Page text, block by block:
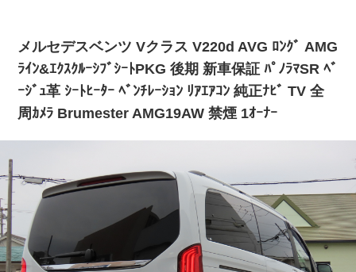
メルセデスベンツ Vクラス V220d AVG ﾛﾝｸﾞ AMG
ﾗｲﾝ&ｴｸｽｸﾙｰｼﾌﾞｼｰﾄPKG 後期 新車保証 ﾊﾟﾉﾗﾏSR ﾍﾞ
ｰｼﾞｭ革 ｼｰﾄﾋｰﾀｰ ﾍﾞﾝﾁﾚｰｼｮﾝ ﾘｱｴｱｺﾝ 純正ﾅﾋﾞ TV 全
周ｶﾒﾗ Brumester AMG19AW 禁煙 1ｵｰﾅｰ